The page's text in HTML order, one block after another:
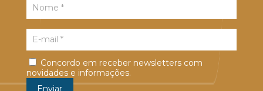
Concordo em receber newsletters com
novidades e informações.